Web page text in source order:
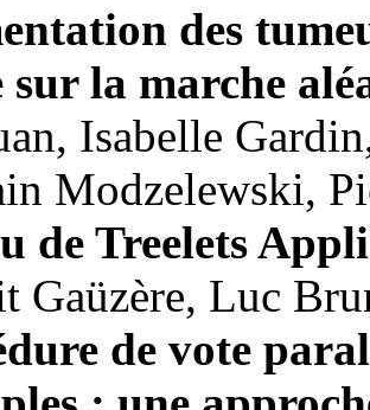
des
sur la marche
Isabelle
Modzelewski,
de Treelets
Gaüzère, Luc
de vote